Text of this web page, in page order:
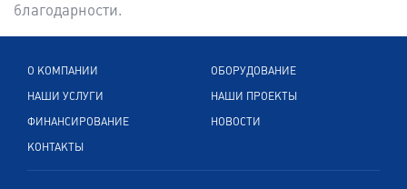
благодарности.
О КОМПАНИИ
НАШИ УСЛУГИ
ФИНАНСИРОВАНИЕ
КОНТАКТЫ
ОБОРУДОВАНИЕ
НАШИ ПРОЕКТЫ
НОВОСТИ